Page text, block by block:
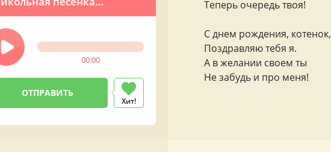
голосом
00:00
Хит!
Теперь очередь твоя!
С днем рождения, котенок,
Поздравляю тебя я.
А в желании своем ты
Не забудь и про меня!